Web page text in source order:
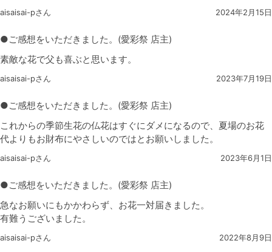
aisaisai-pさん 2024年2月15日
●ご感想をいただきました。(愛彩祭 店主)
素敵な花で父も喜ぶと思います。
aisaisai-pさん 2023年7月19日
●ご感想をいただきました。(愛彩祭 店主)
これからの季節生花の仏花はすぐにダメになるので、夏場のお花
代よりもお財布にやさしいのではとお願いしました。
aisaisai-pさん 2023年6月1日
●ご感想をいただきました。(愛彩祭 店主)
急なお願いにもかかわらず、お花一対届きました。
有難うございました。
aisaisai-pさん 2022年8月9日